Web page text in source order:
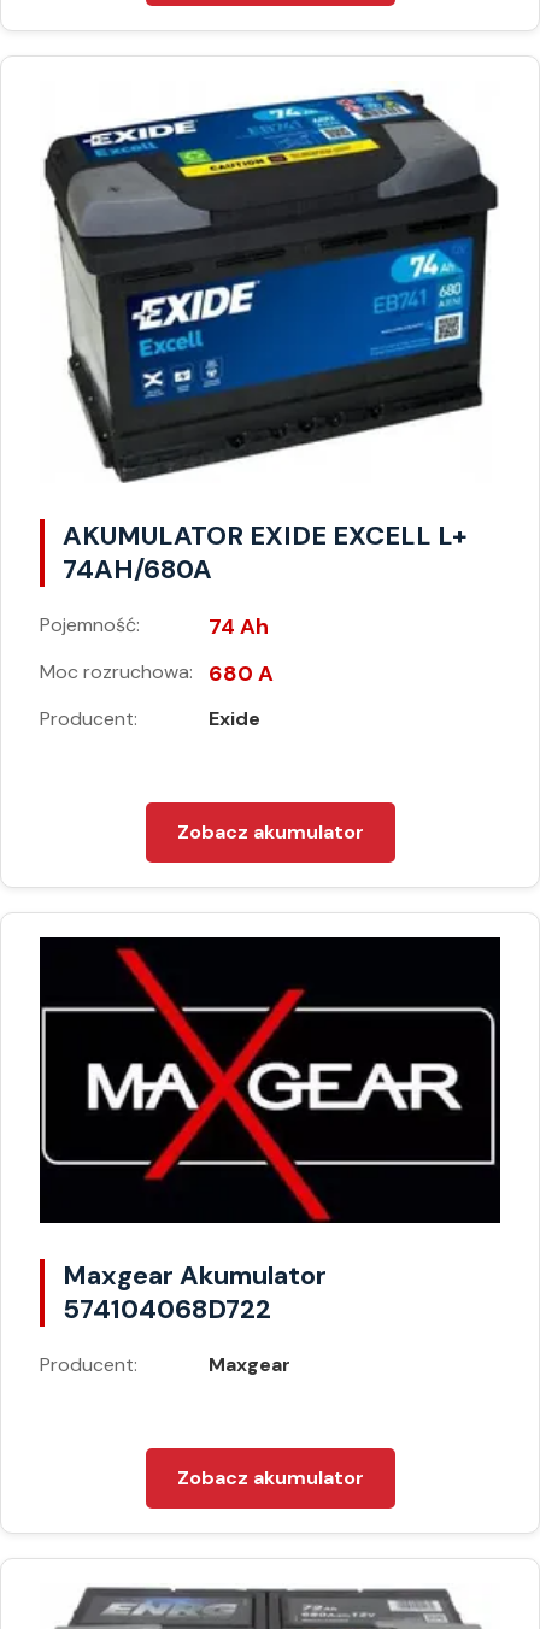
AKUMULATOR EXIDE EXCELL L+
74AH/680A
Pojemność: 74 Ah
Moc rozruchowa: 680 A
Producent: Exide
Zobacz akumulator
Maxgear Akumulator
574104068D722
Producent: Maxgear
Zobacz akumulator